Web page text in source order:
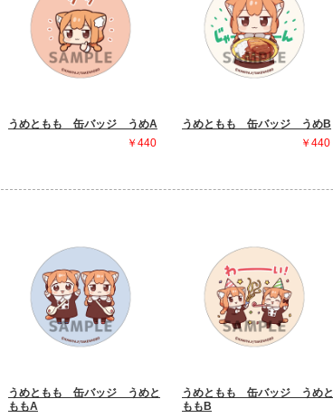
うめともも 缶バッジ うめA
￥440
うめともも 缶バッジ うめB
￥440
うめともも 缶バッジ うめと
ももA
うめともも 缶バッジ うめと
ももB